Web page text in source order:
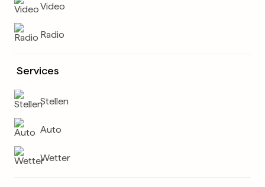
Video
Radio
Services
Stellen
Auto
Wetter